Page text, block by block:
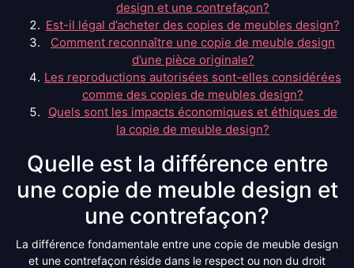
design et une contrefaçon?
Est-il légal d’acheter des copies de meubles design?
Comment reconnaître une copie de meuble design
d’une pièce originale?
Les reproductions autorisées sont-elles considérées
comme des copies de meubles design?
Quels sont les impacts économiques et éthiques de
la copie de meuble design?
Quelle est la différence entre
une copie de meuble design et
une contrefaçon?
La différence fondamentale entre une copie de meuble design
et une contrefaçon réside dans le respect ou non du droit